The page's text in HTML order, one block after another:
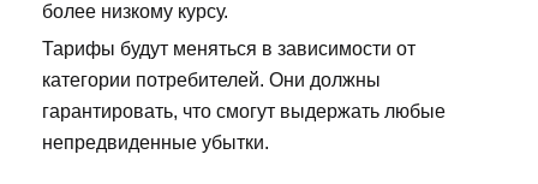
более низкому курсу.
Тарифы будут меняться в зависимости от
категории потребителей. Они должны
гарантировать, что смогут выдержать любые
непредвиденные убытки.